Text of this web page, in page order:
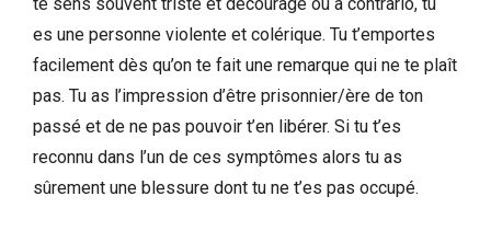
es une personne violente et colérique. Tu t’emportes
facilement dès qu’on te fait une remarque qui ne te plaît
pas. Tu as l’impression d’être prisonnier/ère de ton
passé et de ne pas pouvoir t’en libérer. Si tu t’es
reconnu dans l’un de ces symptômes alors tu as
sûrement une blessure dont tu ne t’es pas occupé.